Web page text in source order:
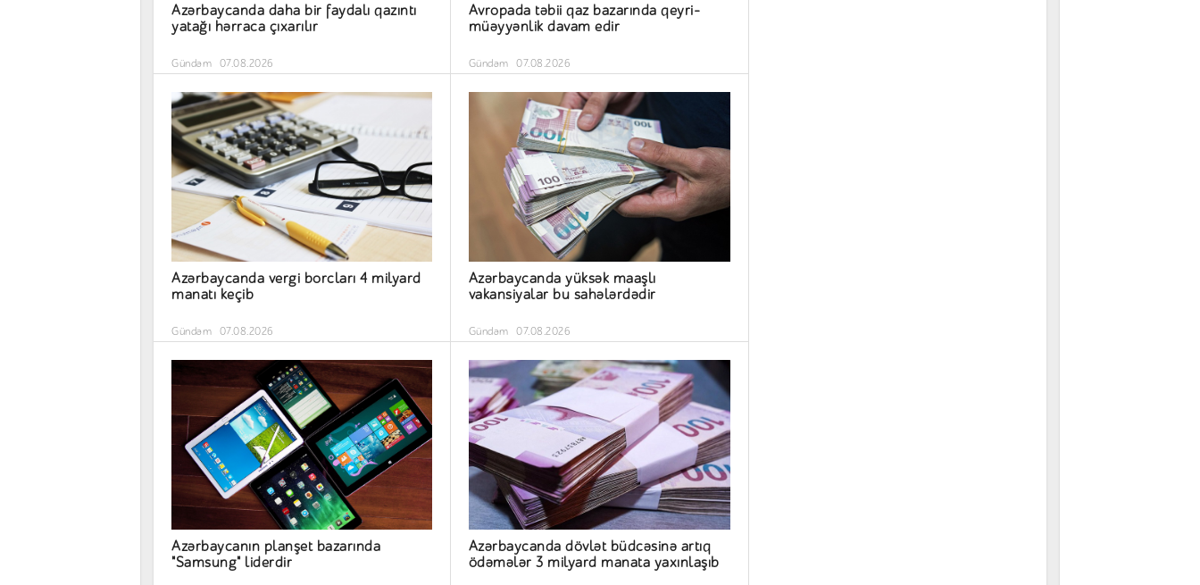
Azərbaycanda daha bir faydalı qazıntı
yatağı hərraca çıxarılır
Gündəm 07.08.2026
Avropada təbii qaz bazarında qeyri-
müəyyənlik davam edir
Gündəm 07.08.2026
Azərbaycanda vergi borcları 4 milyard
manatı keçib
Gündəm 07.08.2026
Azərbaycanda yüksək maaşlı
vakansiyalar bu sahələrdədir
Gündəm 07.08.2026
Azərbaycanın planşet bazarında
"Samsung" liderdir
Azərbaycanda dövlət büdcəsinə artıq
ödəmələr 3 milyard manata yaxınlaşıb